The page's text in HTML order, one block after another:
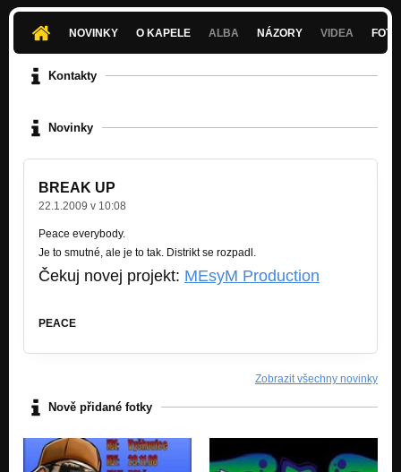
NOVINKY O KAPELE ALBA NÁZORY VIDEA
Kontakty
Novinky
BREAK UP
22.1.2009 v 10:08
Peace everybody.
Je to smutné, ale je to tak. Distrikt se rozpadl.
Čekuj novej projekt: MEsyM Production
PEACE
Zobrazit všechny novinky
Nově přidané fotky